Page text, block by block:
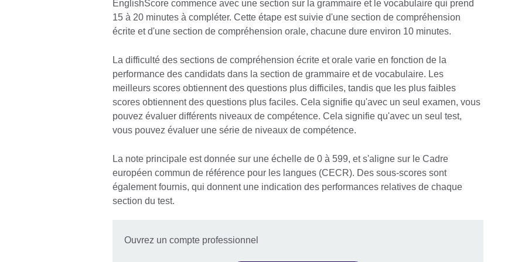
EnglishScore commence avec une section sur la grammaire et le vocabulaire qui prend
15 à 20 minutes à compléter. Cette étape est suivie d'une section de compréhension
écrite et d'une section de compréhension orale, chacune dure environ 10 minutes.
La difficulté des sections de compréhension écrite et orale varie en fonction de la
performance des candidats dans la section de grammaire et de vocabulaire. Les
meilleurs scores obtiennent des questions plus difficiles, tandis que les plus faibles
scores obtiennent des questions plus faciles. Cela signifie qu'avec un seul examen, vous
pouvez évaluer différents niveaux de compétence. Cela signifie qu'avec un seul test,
vous pouvez évaluer une série de niveaux de compétence.
La note principale est donnée sur une échelle de 0 à 599, et s'aligne sur le Cadre
européen commun de référence pour les langues (CECR). Des sous-scores sont
également fournis, qui donnent une indication des performances relatives de chaque
section du test.
Ouvrez un compte professionnel